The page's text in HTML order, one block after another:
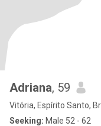
Adriana, 59
Vitória, Espírito Santo,
Seeking: Male 52 - 62